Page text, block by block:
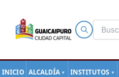
INICIO ALCALDÍA ▼ INSTITUTOS ▼
contenido